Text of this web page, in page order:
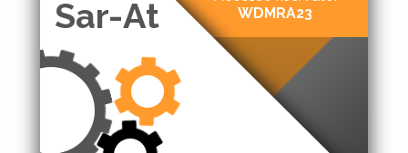
Sar-At
WDMRA23